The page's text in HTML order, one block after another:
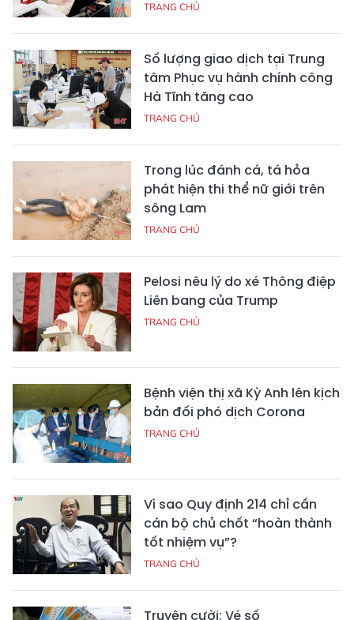
TRANG CHỦ
Số lượng giao dịch tại Trung
tâm Phục vụ hành chính công
Hà Tĩnh tăng cao
TRANG CHỦ
Trong lúc đánh cá, tá hỏa
phát hiện thi thể nữ giới trên
sông Lam
TRANG CHỦ
Pelosi nêu lý do xé Thông điệp
Liên bang của Trump
TRANG CHỦ
Bệnh viện thị xã Kỳ Anh lên kịch
bản đối phó dịch Corona
TRANG CHỦ
Vì sao Quy định 214 chỉ cần
cán bộ chủ chốt “hoàn thành
tốt nhiệm vụ”?
TRANG CHỦ
Truyện cười: Vé số